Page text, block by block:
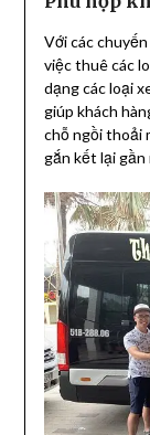
Với các
việc thuê các
dạng các loại
giúp khách
chỗ ngồi thoải
gắn kết lại gần